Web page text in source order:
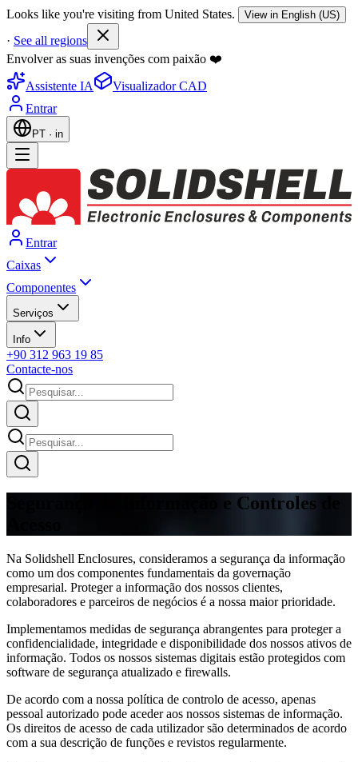
Looks like you're visiting from United States. View in English (US)
· See all regions
Envolver as suas invenções com paixão ❤️
Assistente IA
Visualizador CAD
Entrar
PT · in
Entrar
Caixas
Componentes
Serviços
Info
+90 312 963 19 85
Contacte-nos
Segurança da Informação e Controles de
Na Solidshell Enclosures, consideramos a segurança da informação
como um dos componentes fundamentais da governação
empresarial. Proteger a informação dos nossos clientes,
colaboradores e parceiros de negócios é a nossa maior prioridade.
Implementamos medidas de segurança abrangentes para proteger a
confidencialidade, integridade e disponibilidade dos nossos ativos de
informação. Todos os nossos sistemas digitais estão protegidos com
software de segurança atualizado e firewalls.
De acordo com a nossa política de controlo de acesso, apenas
pessoal autorizado pode aceder aos nossos sistemas de informação.
Os direitos de acesso de cada utilizador são determinados de acordo
com a sua descrição de funções e revistos regularmente.